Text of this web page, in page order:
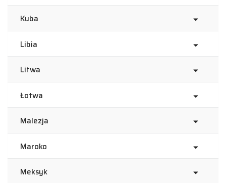
Kuba
Libia
Litwa
Łotwa
Malezja
Maroko
Meksyk